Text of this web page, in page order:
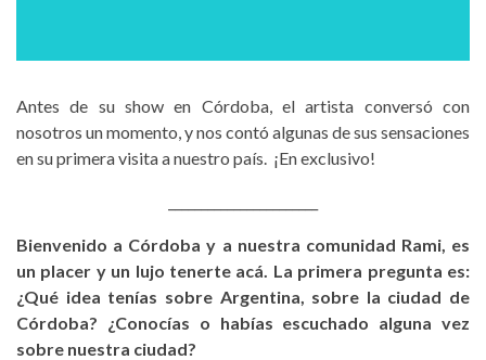
Antes de su show en Córdoba, el artista conversó con
nosotros un momento, y nos contó algunas de sus sensaciones
en su primera visita a nuestro país. ¡En exclusivo!
Bienvenido a Córdoba y a nuestra comunidad Rami, es
un placer y un lujo tenerte acá. La primera pregunta es:
¿Qué idea tenías sobre Argentina, sobre la ciudad de
Córdoba? ¿Conocías o habías escuchado alguna vez
sobre nuestra ciudad?